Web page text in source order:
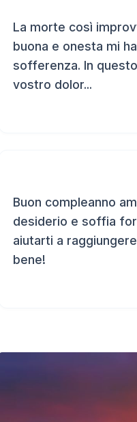
La morte così
buona e onesta mi
sofferenza. In
vostro dolor...
Buon compleanno
desiderio e soffia
aiutarti a
bene!